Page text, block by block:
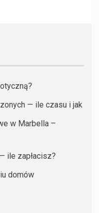
— ile czasu i jak
w Marbella –
ile zapłacisz?
domów